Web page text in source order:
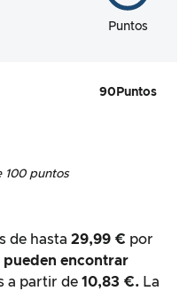
Puntos
90 Puntos
100 puntos
de hasta 29,99 € por
pueden encontrar
a partir de 10,83 €. La